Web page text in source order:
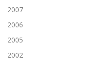
2007
2006
2005
2002